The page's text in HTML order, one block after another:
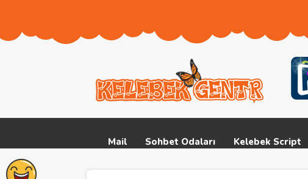
Mail Sohbet Odaları Kelebek Script